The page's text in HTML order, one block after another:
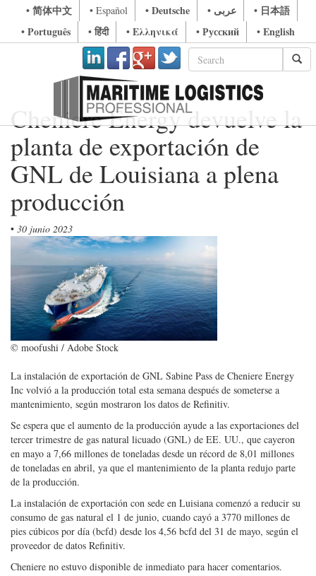
• 简体中文 • Español • Deutsche • عربى
• 日本語
• Português
• हिंदी • Ελληνικά • Русский • English
Cheniere Energy devuelve la
planta de exportación de
GNL de Louisiana a plena
producción
• 30 junio 2023
© moofushi / Adobe Stock
La instalación de exportación de GNL Sabine Pass de Cheniere Energy
Inc volvió a la producción total esta semana después de someterse a
mantenimiento, según mostraron los datos de Refinitiv.
Se espera que el aumento de la producción ayude a las exportaciones del
tercer trimestre de gas natural licuado (GNL) de EE. UU., que cayeron
en mayo a 7,66 millones de toneladas desde un récord de 8,01 millones
de toneladas en abril, ya que el mantenimiento de la planta redujo parte
de la producción.
La instalación de exportación con sede en Luisiana comenzó a reducir su
consumo de gas natural el 1 de junio, cuando cayó a 3770 millones de
pies cúbicos por día (bcfd) desde los 4,56 bcfd del 31 de mayo, según el
proveedor de datos Refinitiv.
Cheniere no estuvo disponible de inmediato para hacer comentarios.